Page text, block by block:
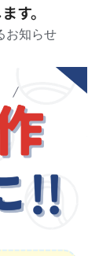
す。
お知らせ